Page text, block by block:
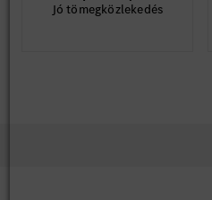
Jó tömegközlekedés